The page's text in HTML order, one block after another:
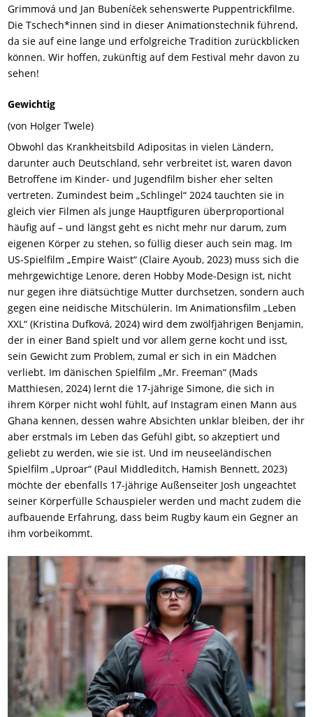
Grimmová und Jan Bubeníček sehenswerte Puppentrickfilme.
Die Tschech*innen sind in dieser Animationstechnik führend,
da sie auf eine lange und erfolgreiche Tradition zurückblicken
können. Wir hoffen, zukünftig auf dem Festival mehr davon zu
sehen!
Gewichtig
(von Holger Twele)
Obwohl das Krankheitsbild Adipositas in vielen Ländern,
darunter auch Deutschland, sehr verbreitet ist, waren davon
Betroffene im Kinder- und Jugendfilm bisher eher selten
vertreten. Zumindest beim „Schlingel“ 2024 tauchten sie in
gleich vier Filmen als junge Hauptfiguren überproportional
häufig auf – und längst geht es nicht mehr nur darum, zum
eigenen Körper zu stehen, so füllig dieser auch sein mag. Im
US-Spielfilm „Empire Waist“ (Claire Ayoub, 2023) muss sich die
mehrgewichtige Lenore, deren Hobby Mode-Design ist, nicht
nur gegen ihre diätsüchtige Mutter durchsetzen, sondern auch
gegen eine neidische Mitschülerin. Im Animationsfilm „Leben
XXL“ (Kristina Dufková, 2024) wird dem zwölfjährigen Benjamin,
der in einer Band spielt und vor allem gerne kocht und isst,
sein Gewicht zum Problem, zumal er sich in ein Mädchen
verliebt. Im dänischen Spielfilm „Mr. Freeman“ (Mads
Matthiesen, 2024) lernt die 17-jährige Simone, die sich in
ihrem Körper nicht wohl fühlt, auf Instagram einen Mann aus
Ghana kennen, dessen wahre Absichten unklar bleiben, der ihr
aber erstmals im Leben das Gefühl gibt, so akzeptiert und
geliebt zu werden, wie sie ist. Und im neuseeländischen
Spielfilm „Uproar“ (Paul Middleditch, Hamish Bennett, 2023)
möchte der ebenfalls 17-jährige Außenseiter Josh ungeachtet
seiner Körperfülle Schauspieler werden und macht zudem die
aufbauende Erfahrung, dass beim Rugby kaum ein Gegner an
ihm vorbeikommt.